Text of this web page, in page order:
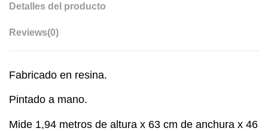
Detalles del producto
Reviews(0)
Fabricado en resina.
Pintado a mano.
Mide 1,94 metros de altura x 63 cm de anchura x 46